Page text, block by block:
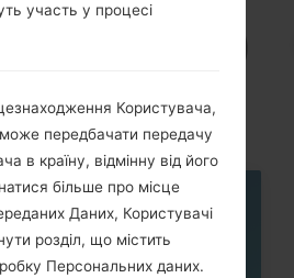
05
участь у процесі
Користувача,
передбачати передачу
в країну, відмінну від його
більше про місце
Даних, Користувачі
розділ, що містить
Персональних даних.